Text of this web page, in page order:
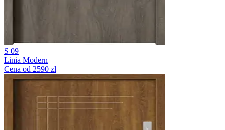
S 09
Linia Modern
Cena od 2590 zł